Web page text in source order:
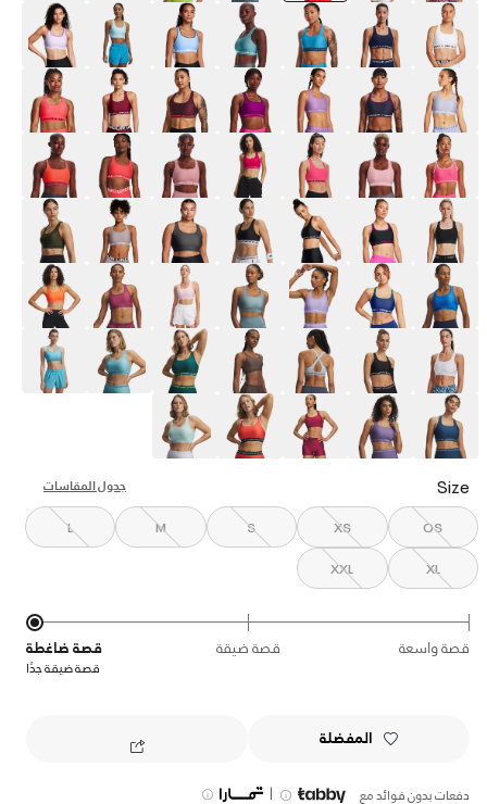
selected
Size جدول المقاسات
OS
XS
S
M
L
XL
XXL
قصة واسعة قصة ضيقة قصة ضاغطة
قصة ضيقة جدًا
المفضلة
دفعات بدون فوائد مع |